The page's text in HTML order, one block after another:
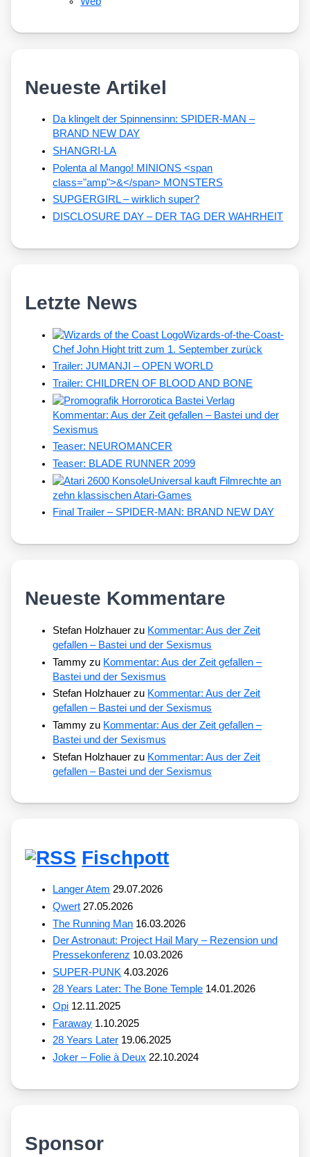
Neueste Artikel
Da klingelt der Spinnensinn: SPIDER-MAN –
BRAND NEW DAY
SHANGRI-LA
Polenta al Mango! MINIONS <span
class="amp">&</span> MONSTERS
SUPGERGIRL – wirklich super?
DISCLOSURE DAY – DER TAG DER WAHRHEIT
Letzte News
Wizards-of-the-Coast-
Chef John Hight tritt zum 1. September zurück
Trailer: JUMANJI – OPEN WORLD
Trailer: CHILDREN OF BLOOD AND BONE
Kommentar: Aus der Zeit gefallen – Bastei und der
Sexismus
Teaser: NEUROMANCER
Teaser: BLADE RUNNER 2099
Universal kauft Filmrechte an
zehn klassischen Atari-Games
Final Trailer – SPIDER-MAN: BRAND NEW DAY
Neueste Kommentare
Stefan Holzhauer zu Kommentar: Aus der Zeit
gefallen – Bastei und der Sexismus
Tammy zu Kommentar: Aus der Zeit gefallen –
Bastei und der Sexismus
Stefan Holzhauer zu Kommentar: Aus der Zeit
gefallen – Bastei und der Sexismus
Tammy zu Kommentar: Aus der Zeit gefallen –
Bastei und der Sexismus
Stefan Holzhauer zu Kommentar: Aus der Zeit
gefallen – Bastei und der Sexismus
Fischpott
Langer Atem 29.07.2026
Qwert 27.05.2026
The Running Man 16.03.2026
Der Astronaut: Project Hail Mary – Rezension und
Pressekonferenz 10.03.2026
SUPER-PUNK 4.03.2026
28 Years Later: The Bone Temple 14.01.2026
Opi 12.11.2025
Faraway 1.10.2025
28 Years Later 19.06.2025
Joker – Folie à Deux 22.10.2024
Sponsor